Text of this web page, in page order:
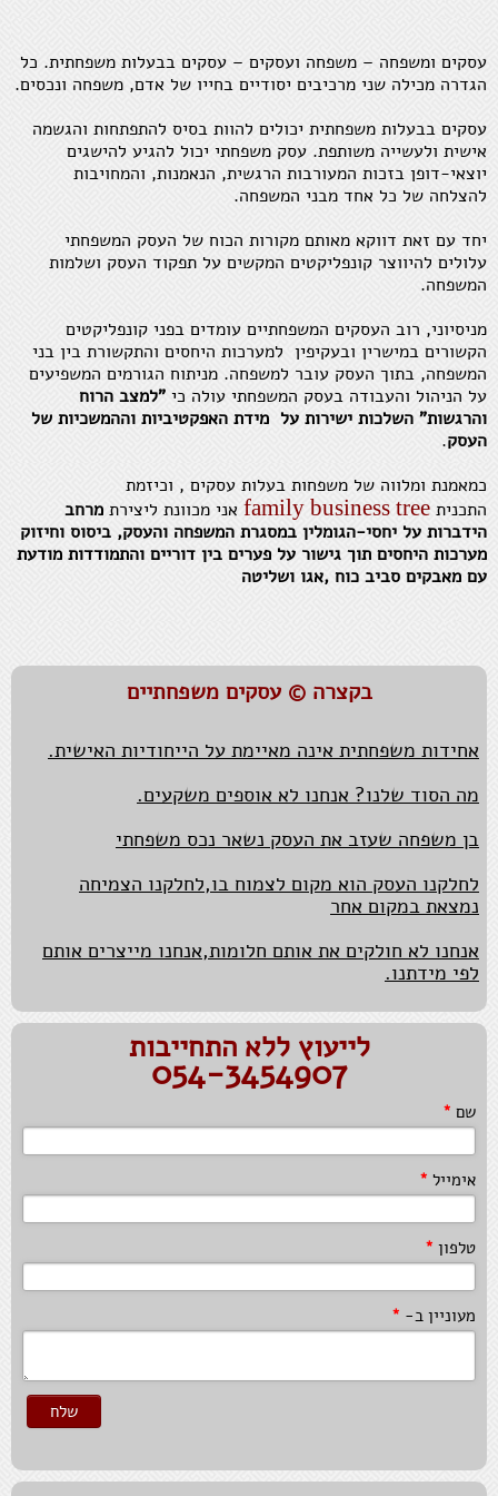
עסקים ומשפחה – משפחה ועסקים – עסקים בבעלות משפחתית. כל
הגדרה מכילה שני מרכיבים יסודיים בחייו של אדם, משפחה ונכסים.
עסקים בבעלות משפחתית יכולים להוות בסיס להתפתחות והגשמה
אישית ולעשייה משותפת. עסק משפחתי יכול להגיע להישגים
יוצאי-דופן בזכות המעורבות הרגשית, הנאמנות, והמחויבות
להצלחה של כל אחד מבני המשפחה.
יחד עם זאת דווקא מאותם מקורות הכוח של העסק המשפחתי
עלולים להיווצר קונפליקטים המקשים על תפקוד העסק ושלמות
המשפחה.
מניסיוני, רוב העסקים המשפחתיים עומדים בפני קונפליקטים
הקשורים במישרין ובעקיפין למערכות היחסים והתקשורת בין בני
המשפחה, בתוך העסק עובר למשפחה. מניתוח הגורמים המשפיעים
על הניהול והעבודה בעסק המשפחתי עולה כי "למצב הרוח
והרגשות" השלכות ישירות על מידת האפקטיביות וההמשכיות של
העסק.
כמאמנת ומלווה של משפחות בעלות עסקים , וכיזמת
התכנית family business tree אני מכוונת ליצירת מרחב
הידברות על יחסי-הגומלין במסגרת המשפחה והעסק, ביסוס וחיזוק
מערכות היחסים תוך גישור על פערים בין דוריים והתמודדות מודעת
עם מאבקים סביב כוח ,אגו ושליטה
בקצרה © עסקים משפחתיים
אנחנו מסכימים להיות לא מרוצים במידה שווה
למרבה השמחה אי הסכמות גילו לנו עד כמה אנו אוהבים.
אחידות משפחתית אינה מאיימת על הייחודיות האישית.
מה הסוד שלנו? אנחנו לא אוספים משקעים.
בן משפחה שעזב את העסק נשאר נכס משפחתי
לחלקנו העסק הוא מקום לצמוח בו,לחלקנו הצמיחה
נמצאת במקום אחר
אנחנו לא חולקים את אותם חלומות,אנחנו מייצרים אותם
לפי מידתנו.
אין לחפש צדק בחלוקת משאבי המשפחה,יש למצוא
חלוקה הוגנת.
אגו זו לא הנקודה.איך מגייסים אותו לטובתנו זה העניין.
שליטה של מייסדים לאורך זמן עלולה לקצר את זיקתם
העסק שלנו מטפח כישרונות גם אם הם לא חלק מן
המשפחה.
אני עדיין בשלב ההוכחה.
רגשות קיפוח במערך המשפחתי-עסקי,עוברים בתורשה
לדורות הבאים.
הצלחה עסקית איננה בהכרח מרשם לאחדות ויחסים
והכישרונות של כל אחד מאתנו.
לייעוץ ללא התחייבות
054-3454907
שם *
אימייל *
טלפון *
מעוניין ב- *
שלח